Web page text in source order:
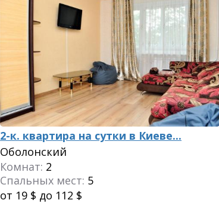
2-к. квартира на сутки в Киеве...
Оболонский
Комнат: 2
Спальных мест: 5
от 19 $ до 112 $